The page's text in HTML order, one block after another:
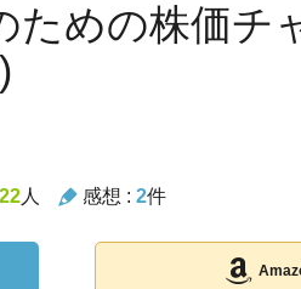
ための株価チ
22人 感想 : 2件